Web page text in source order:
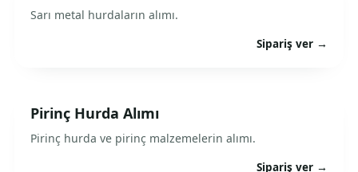
Sarı metal hurdaların alımı.
Sipariş ver →
Pirinç Hurda Alımı
Pirinç hurda ve pirinç malzemelerin alımı.
Sipariş ver →